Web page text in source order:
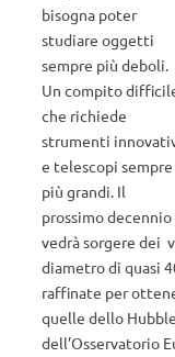
bisogna poter
studiare oggetti
sempre più deboli.
Un compito
che richiede
strumenti
e telescopi sempre
più grandi. Il
prossimo decennio
vedrà sorgere dei
diametro di quasi
raffinate per
quelle dello
dell’Osservatorio